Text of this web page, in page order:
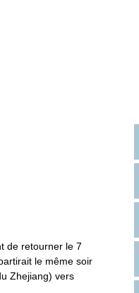
de retourner le 7
le même soir
Zhejiang) vers